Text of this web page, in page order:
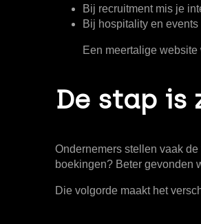
Bij recruitmentmis je
Bij hospitality en events
Een meertalige
De stap is
Ondernemers stellen vaak
boekingen? Beter gevonden
Die volgorde maakt het